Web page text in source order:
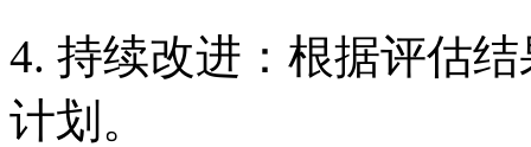
4. 持续改进：根据评估
计划。